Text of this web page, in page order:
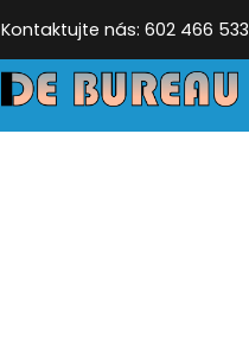
Kontaktujte nás: 602 466